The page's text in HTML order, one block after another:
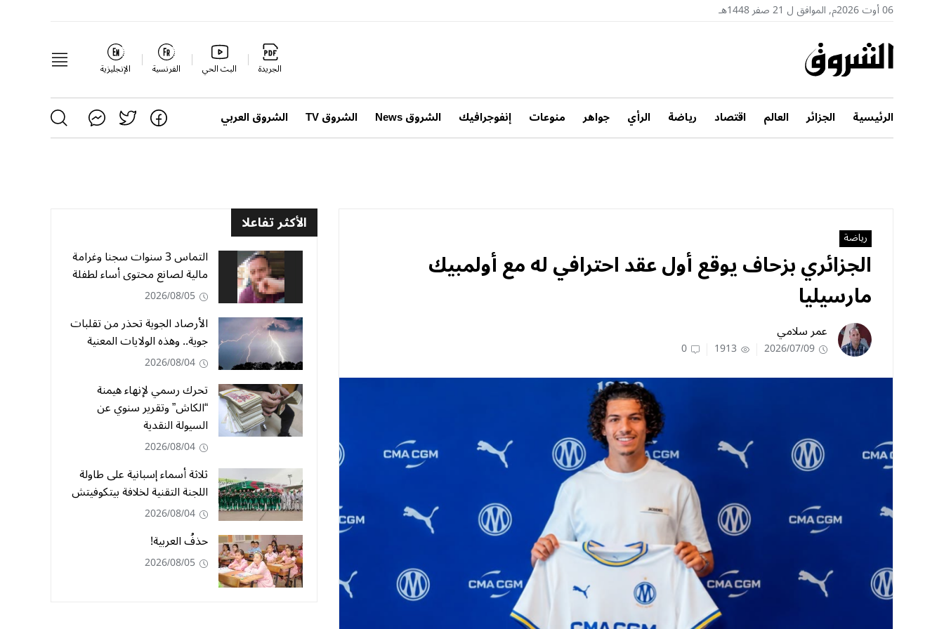
06 أوت 2026م, الموافق ل 21 صفر 1448هـ
الجريدة البث الحي الفرنسية الإنجليزية
الرئيسية الجزائر العالم اقتصاد رياضة الرأي جواهر منوعات إنفوجرافيك الشروق News الشروق TV الشروق العربي
رياضة
الجزائري بزحاف يوقع أول عقد احترافي له مع أولمبيك
مارسيليا
عمر سلامي
2026/07/09
1913
0
الأكثر تفاعلا
التماس 3 سنوات سجنا وغرامة
مالية لصانع محتوى أساء لطفلة
2026/08/05
الأرصاد الجوية تحذر من تقلبات
جوية.. وهذه الولايات المعنية
2026/08/04
تحرك رسمي لإنهاء هيمنة
“الكاش” وتقرير سنوي عن
السيولة النقدية
2026/08/04
ثلاثة أسماء إسبانية على طاولة
اللجنة التقنية لخلافة بيتكوفيتش
2026/08/04
حذفُ العربية!
2026/08/05